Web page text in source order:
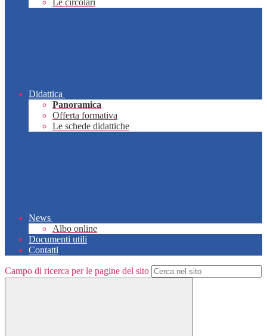
Le circolari
Didattica
Panoramica
Offerta formativa
Le schede didattiche
News
Albo online
Documenti utili
Contatti
Campo di ricerca per le pagine del sito